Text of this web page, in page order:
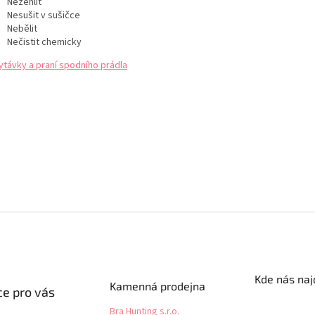
Nesušit v sušičce
Nebělit
Nečistit chemicky
a praní spodního prádla
pro vás Kamenná prodejna
Bra Hunting s.r.o.
Kde nás